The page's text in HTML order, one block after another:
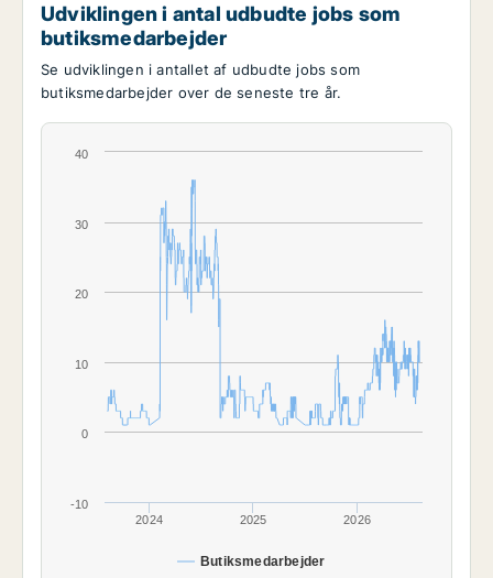
Udviklingen i antal udbudte jobs som
butiksmedarbejder
Se udviklingen i antallet af udbudte jobs som
butiksmedarbejder over de seneste tre år.
Butiksmedarbejder
2024 2025 2026
0
10
20
30
40
-10